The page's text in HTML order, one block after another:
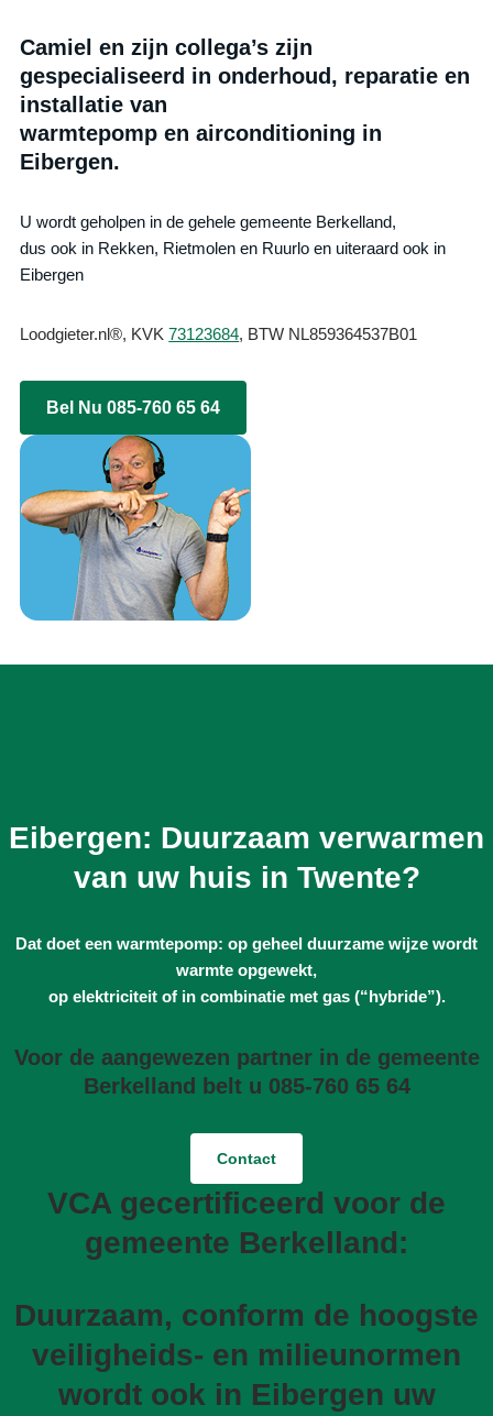
Camiel en zijn collega’s zijn
gespecialiseerd in onderhoud, reparatie en
installatie van
warmtepomp en airconditioning in
Eibergen.
U wordt geholpen in de gehele gemeente Berkelland,
dus ook in Rekken, Rietmolen en Ruurlo en uiteraard ook in
Eibergen
Loodgieter.nl®, KVK73123684, BTW NL859364537B01
Bel Nu 085-760 65 64
Eibergen: Duurzaam verwarmen
van uw huis in Twente?
Dat doet een warmtepomp: op geheel duurzame wijze wordt
warmte opgewekt,
op elektriciteit of in combinatie met gas (“hybride”).
Voor de aangewezen partner in de gemeente
Berkelland belt u 085-760 65 64
Contact
VCA gecertificeerd voor de
gemeente Berkelland:
Duurzaam, conform de hoogste
veiligheids- en milieunormen
wordt ook in Eibergen uw